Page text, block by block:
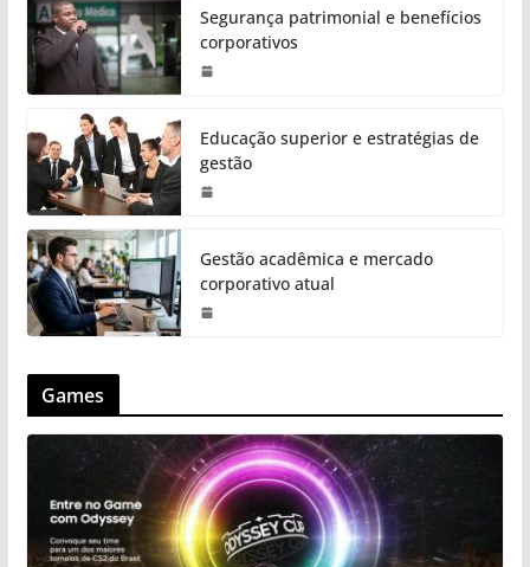
Segurança patrimonial e benefícios
corporativos
Educação superior e estratégias de
gestão
Gestão acadêmica e mercado
corporativo atual
Games